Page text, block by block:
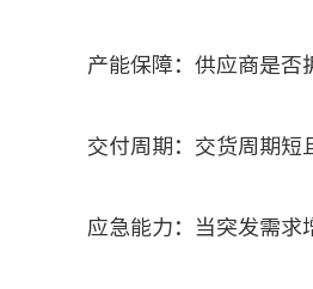
产能保障：供应商是否拥
交付周期：交货周期短
应急能力：当突发需求增